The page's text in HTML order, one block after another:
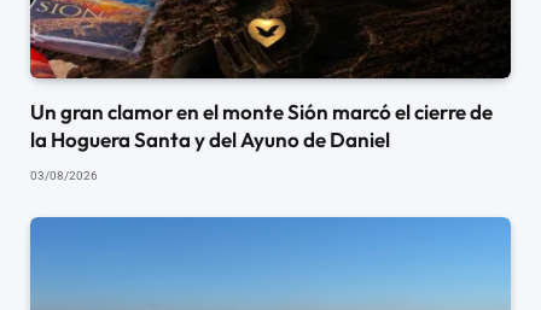
Un gran clamor en el monte Sión marcó el cierre de
la Hoguera Santa y del Ayuno de Daniel
03/08/2026